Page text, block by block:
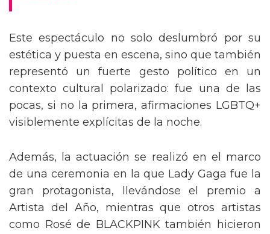
Este espectáculo no solo deslumbró por su
estética y puesta en escena, sino que también
representó un fuerte gesto político en un
contexto cultural polarizado: fue una de las
pocas, si no la primera, afirmaciones LGBTQ+
visiblemente explícitas de la noche.
Además, la actuación se realizó en el marco
de una ceremonia en la que Lady Gaga fue la
gran protagonista, llevándose el premio a
Artista del Año, mientras que otros artistas
como Rosé de BLACKPINK también hicieron